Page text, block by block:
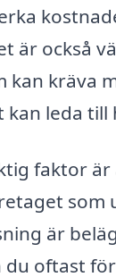
är också
kan kräva
kan leda till
faktor
som
är
du oftast